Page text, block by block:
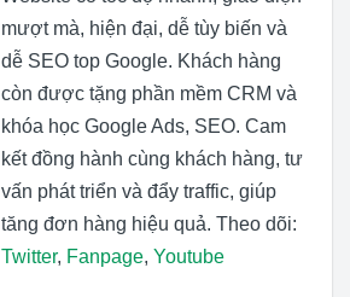
mượt mà, hiện đại, dễ tùy biến và
dễ SEO top Google. Khách hàng
còn được tặng phần mềm CRM và
khóa học Google Ads, SEO. Cam
kết đồng hành cùng khách hàng, tư
vấn phát triển và đẩy traffic, giúp
tăng đơn hàng hiệu quả. Theo dõi:
Twitter, Fanpage, Youtube